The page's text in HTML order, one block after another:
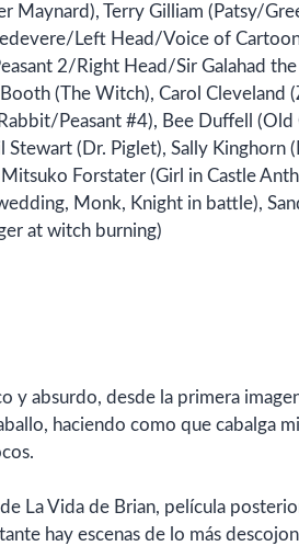
Maynard), Terry Gilliam (Patsy/
Left Head/Voice of
2/Right Head/Sir Galahad
(The Witch), Carol Cleveland
Peasant #4), Bee Duffell (Old
(Dr. Piglet), Sally Kinghorn
Forstater (Girl in Castle
Monk, Knight in battle),
at witch burning)
y absurdo, desde la primera
haciendo como que cabalga
La Vida de Brian, película
hay escenas de lo más